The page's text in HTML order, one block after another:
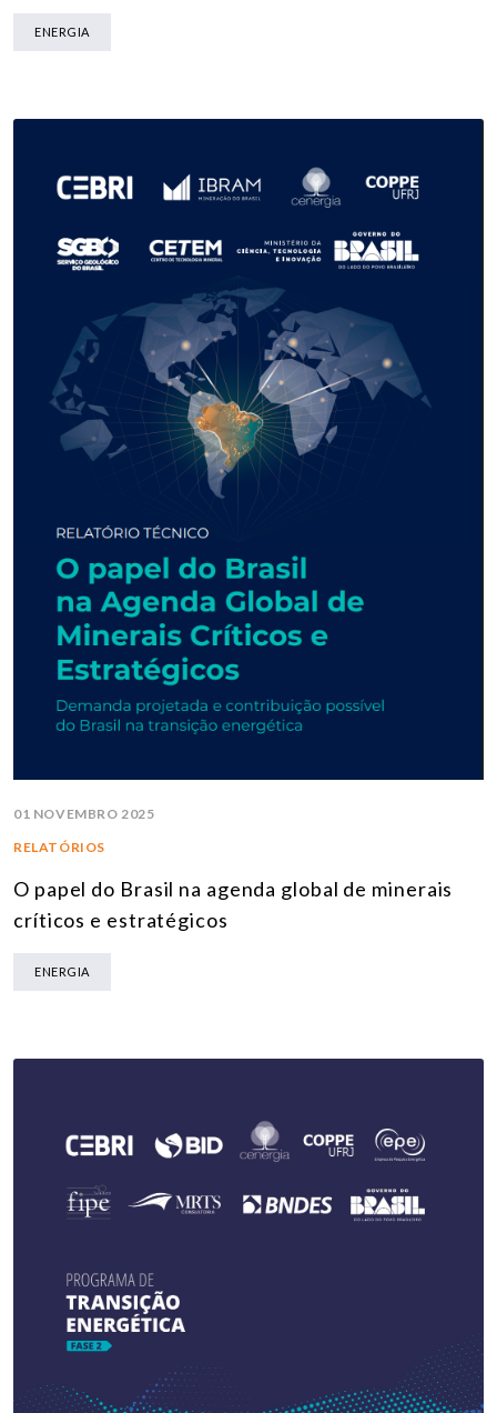
ENERGIA
01 NOVEMBRO 2025
RELATÓRIOS
O papel do Brasil na agenda global de minerais
críticos e estratégicos
ENERGIA